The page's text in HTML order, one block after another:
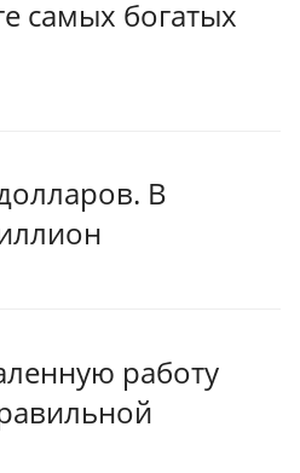
самых богатых
В
работу